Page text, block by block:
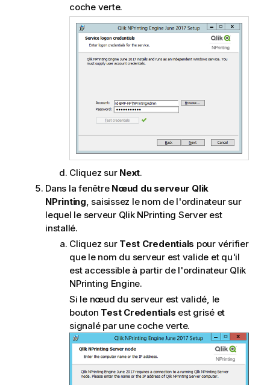
coche verte.
Cliquez sur Next.
Dans la fenêtre Nœud du serveur Qlik
NPrinting , saisissez le nom de l'ordinateur sur
lequel le serveur Qlik NPrinting Serverest
installé.
Cliquez sur Test Credentials pour vérifier
que le nom du serveur est valide et qu'il
est accessible à partir de l'ordinateur Qlik
NPrinting Engine.
Si le nœud du serveur est validé, le
bouton Test Credentials est grisé et
signalé par une coche verte.